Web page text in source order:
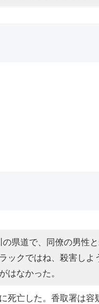
県道で、同僚の男性
ックではね、殺害しよ
はなかった。
死亡した。香取署は容